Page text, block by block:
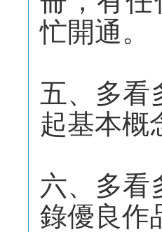
忙開通。
五、多看
起基本概
六、多看
錄優良作